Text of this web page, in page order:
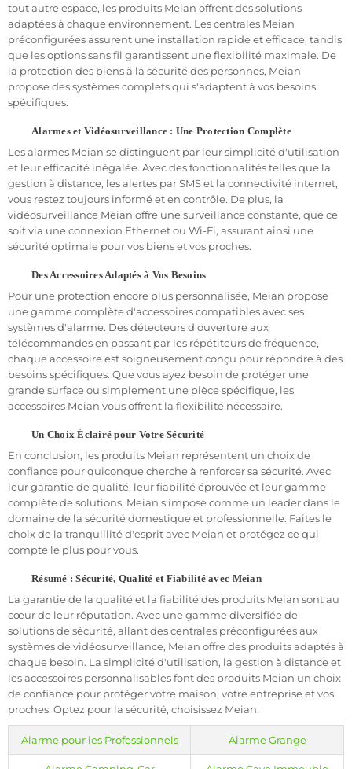
Les systèmes de sécurité Meian offrent une protection inégalée
pour votre maison, votre entreprise ou tout autre type de
propriété. Nos
centrales Meian préconfigurées
installation rapide et efficace
, vous permettant de bénéficier
rapidement
d'une protection fiable.
Que vous ayez besoin de protéger votre maison, votre entreprise
ou tout autre type de propriété, les systèmes de sécurité Meian
fiabilité simplicité
d'utilisation sont des caractéristiques
essentielles des
systèmes de sécurité
Meian. Nos sirènes ou
avertisseurs sonores sans fil sont conçues pour être faciles à
installer
et à utiliser, tout en offrant une protection fiable contre
les intrusions et les cambriolages.
Avec les systèmes de sécurité Meian, vous pouvez avoir
tranquilleen sachant que votre maison, votre entreprise ou tout
Une Protection Complète pour Toutes les Situations
Que vous ayez besoin de protéger votre maison, votre entreprise
ou tout autre type de propriété, les systèmes de sécurité Meian
offrent une protection complète pour toutes les situations.
Que vous soyez à la recherche d'une alarme sans abonnement
d'une alarme sans fil ou d'une
avons la solution qu'il vous faut. Avec nos systèmes de
tout autre espace, les produits Meian offrent des solutions
adaptées à chaque environnement. Les centrales Meian
préconfigurées assurent une installation rapide et efficace, tandis
que les options sans fil garantissent une flexibilité maximale. De
la protection des biens à la sécurité des personnes, Meian
propose des systèmes complets qui s'adaptent à vos besoins
spécifiques.
Alarmes et Vidéosurveillance : Une Protection Complète
Les alarmes Meian se distinguent par leur simplicité d'utilisation
et leur efficacité inégalée. Avec des fonctionnalités telles que la
gestion à distance, les alertes par SMS et la connectivité internet,
vous restez toujours informé et en contrôle. De plus, la
vidéosurveillance Meian offre une surveillance constante, que ce
soit via une connexion Ethernet ou Wi-Fi, assurant ainsi une
sécurité optimale pour vos biens et vos proches.
Des Accessoires Adaptés à Vos Besoins
Pour une protection encore plus personnalisée, Meian propose
une gamme complète d'accessoires compatibles avec ses
systèmes d'alarme. Des détecteurs d'ouverture aux
télécommandes en passant par les répétiteurs de fréquence,
chaque accessoire est soigneusement conçu pour répondre à des
besoins spécifiques. Que vous ayez besoin de protéger une
grande surface ou simplement une pièce spécifique, les
accessoires Meian vous offrent la flexibilité nécessaire.
Un Choix Éclairé pour Votre Sécurité
En conclusion, les produits Meian représentent un choix de
confiance pour quiconque cherche à renforcer sa sécurité. Avec
leur garantie de qualité, leur fiabilité éprouvée et leur gamme
complète de solutions, Meian s'impose comme un leader dans le
domaine de la sécurité domestique et professionnelle. Faites le
choix de la tranquillité d'esprit avec Meian et protégez ce qui
compte le plus pour vous.
Résumé : Sécurité, Qualité et Fiabilité avec Meian
La garantie de la qualité et la fiabilité des produits Meian sont au
cœur de leur réputation. Avec une gamme diversifiée de
solutions de sécurité, allant des centrales préconfigurées aux
systèmes de vidéosurveillance, Meian offre des produits adaptés à
chaque besoin. La simplicité d'utilisation, la gestion à distance et
les accessoires personnalisables font des produits Meian un choix
de confiance pour protéger votre maison, votre entreprise et vos
proches. Optez pour la sécurité, choisissez Meian.
Alarme pour les Professionnels Alarme Grange